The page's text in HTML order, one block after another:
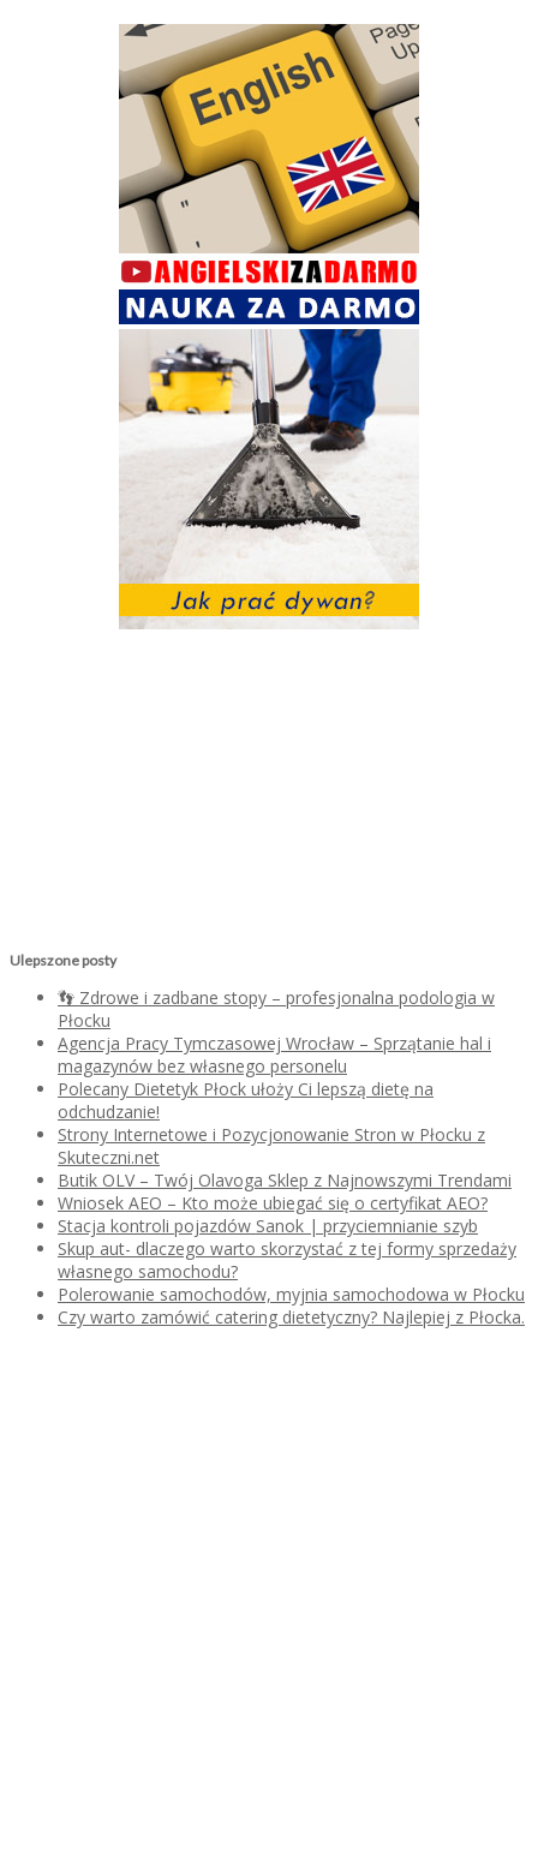
Ulepszone posty
👣 Zdrowe i zadbane stopy – profesjonalna podologia w
Płocku
Agencja Pracy Tymczasowej Wrocław – Sprzątanie hal i
magazynów bez własnego personelu
Polecany Dietetyk Płock ułoży Ci lepszą dietę na
odchudzanie!
Strony Internetowe i Pozycjonowanie Stron w Płocku z
Skuteczni.net
Butik OLV – Twój Olavoga Sklep z Najnowszymi Trendami
Wniosek AEO – Kto może ubiegać się o certyfikat AEO?
Stacja kontroli pojazdów Sanok | przyciemnianie szyb
Skup aut- dlaczego warto skorzystać z tej formy sprzedaży
własnego samochodu?
Polerowanie samochodów, myjnia samochodowa w Płocku
Czy warto zamówić catering dietetyczny? Najlepiej z Płocka.